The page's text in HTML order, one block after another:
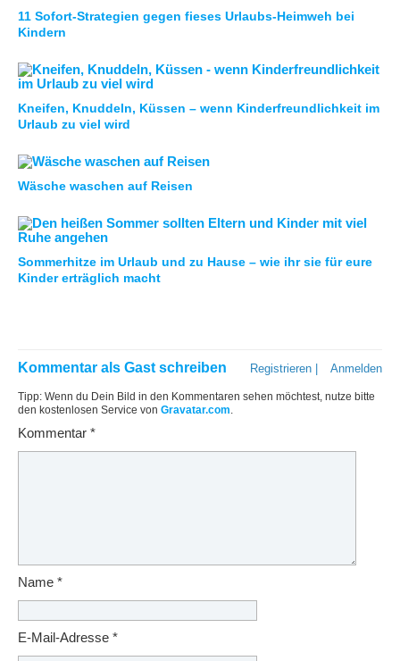
11 Sofort-Strategien gegen fieses Urlaubs-Heimweh bei
Kindern
Kneifen, Knuddeln, Küssen – wenn Kinderfreundlichkeit im
Urlaub zu viel wird
Wäsche waschen auf Reisen
Sommerhitze im Urlaub und zu Hause – wie ihr sie für eure
Kinder erträglich macht
Anmelden
Registrieren
Kommentar als Gast schreiben
Tipp: Wenn du Dein Bild in den Kommentaren sehen möchtest, nutze bitte
den kostenlosen Service von Gravatar.com
Kommentar *
Name *
E-Mail-Adresse *